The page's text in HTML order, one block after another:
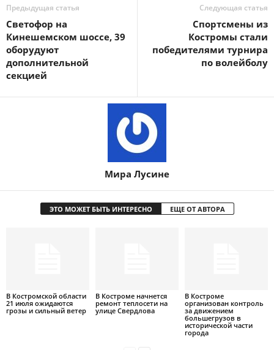
Предыдущая статья
Светофор на
Кинешемском шоссе, 39
оборудуют
дополнительной
секцией
Следующая статья
Спортсмены из
Костромы стали
победителями турнира
по волейболу
Мира Лусине
ЭТО МОЖЕТ БЫТЬ ИНТЕРЕСНО ЕЩЕ ОТ АВТОРА
В Костромской области
21 июля ожидаются
грозы и сильный ветер
В Костроме начнется
ремонт теплосети на
улице Свердлова
В Костроме
организован контроль
за движением
большегрузов в
исторической части
города